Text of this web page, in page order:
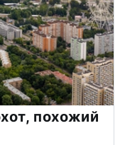
похожий